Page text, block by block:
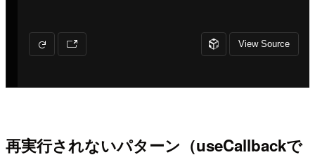
再実行されないパターン（useCallbackで